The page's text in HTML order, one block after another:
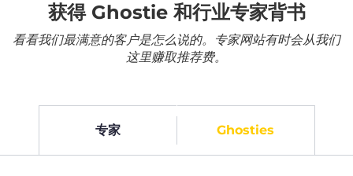
获得 Ghostie 和行业专家背书
看看我们最满意的客户是怎么说的。专家网站有时会从我们
这里赚取推荐费。
专家 Ghosties